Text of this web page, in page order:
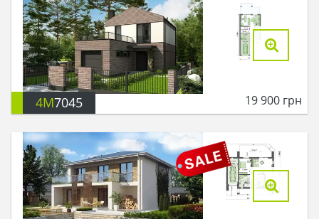
4M7045 19 900 грн